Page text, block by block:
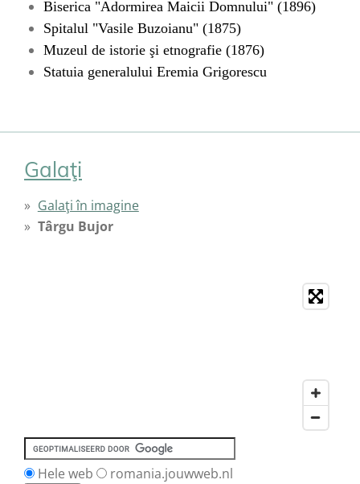
Biserica "Adormirea Maicii Domnului" (1896)
Spitalul "Vasile Buzoianu" (1875)
Muzeul de istorie şi etnografie (1876)
Statuia generalului Eremia Grigorescu
Galaţi
Galaţi în imagine
Târgu Bujor
Hele web romania.jouwweb.nl